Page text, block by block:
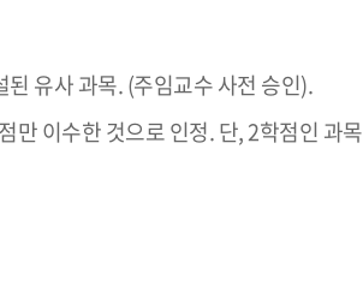
유사 과목. (주임교수 사전 승인).
이수한 것으로 인정. 단, 2학점인 과